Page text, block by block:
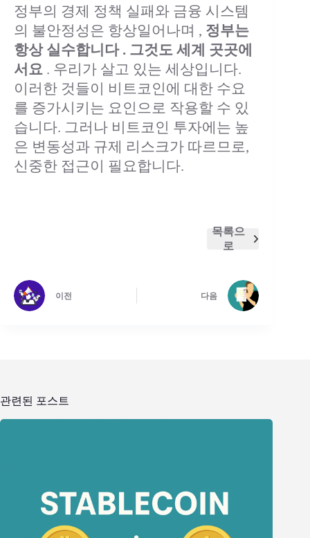
정부의 경제 정책 실패와 금융 시스템
의 불안정성은 항상일어나며 , 정부는
항상 실수합니다 . 그것도 세계 곳곳에
서요 . 우리가 살고 있는 세상입니다.
이러한 것들이 비트코인에 대한 수요
를 증가시키는 요인으로 작용할 수 있
습니다. 그러나 비트코인 투자에는 높
은 변동성과 규제 리스크가 따르므로,
신중한 접근이 필요합니다.
목록으
로
이전 다음
관련된 포스트